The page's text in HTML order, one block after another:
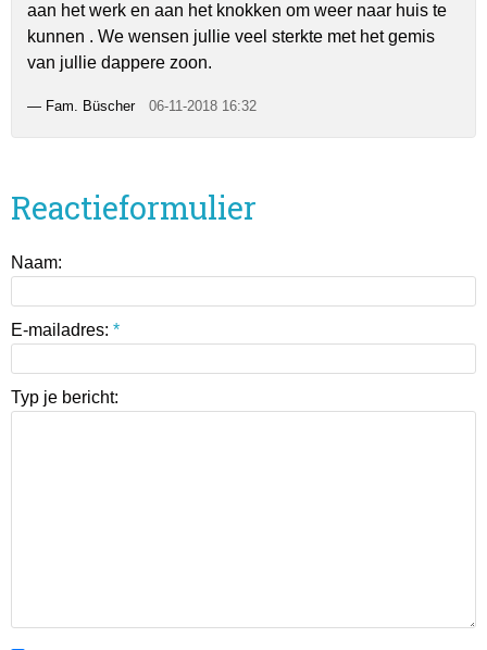
aan het werk en aan het knokken om weer naar huis te
kunnen . We wensen jullie veel sterkte met het gemis
van jullie dappere zoon.
— Fam. Büscher 06-11-2018 16:32
Reactieformulier
Naam:
E-mailadres: *
Typ je bericht: